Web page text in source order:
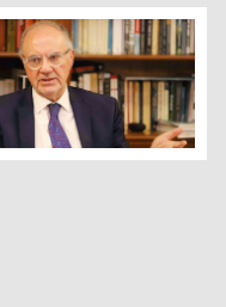
علی عبدالامیر علاوی،